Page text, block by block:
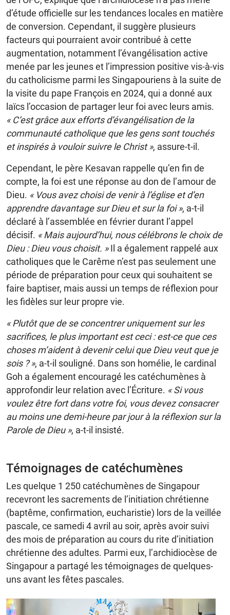
d’étude officielle sur les tendances locales en matière
de conversion. Cependant, il suggère plusieurs
facteurs qui pourraient avoir contribué à cette
augmentation, notamment l’évangélisation active
menée par les jeunes et l’impression positive vis-à-vis
du catholicisme parmi les Singapouriens à la suite de
la visite du pape François en 2024, qui a donné aux
laïcs l’occasion de partager leur foi avec leurs amis.
« C’est grâce aux efforts d’évangélisation de la
communauté catholique que les gens sont touchés
et inspirés à vouloir suivre le Christ », assure-t-il.
Cependant, le père Kesavan rappelle qu’en fin de
compte, la foi est une réponse au don de l’amour de
Dieu. « Vous avez choisi de venir à l’église et d’en
apprendre davantage sur Dieu et sur la foi », a-t-il
déclaré à l’assemblée en février durant l’appel
décisif. « Mais aujourd’hui, nous célébrons le choix de
Dieu : Dieu vous choisit. »Il a également rappelé aux
catholiques que le Carême n’est pas seulement une
période de préparation pour ceux qui souhaitent se
faire baptiser, mais aussi un temps de réflexion pour
les fidèles sur leur propre vie.
« Plutôt que de se concentrer uniquement sur les
sacrifices, le plus important est ceci : est-ce que ces
choses m’aident à devenir celui que Dieu veut que je
sois ? », a-t-il souligné. Dans son homélie, le cardinal
Goh a également encouragé les catéchumènes à
approfondir leur relation avec l’Écriture. « Si vous
voulez être fort dans votre foi, vous devez consacrer
au moins une demi-heure par jour à la réflexion sur la
Parole de Dieu », a-t-il insisté.
Témoignages de catéchumènes
Les quelque 1 250 catéchumènes de Singapour
recevront les sacrements de l’initiation chrétienne
(baptême, confirmation, eucharistie) lors de la veillée
pascale, ce samedi 4 avril au soir, après avoir suivi
des mois de préparation au cours du rite d’initiation
chrétienne des adultes. Parmi eux, l’archidiocèse de
Singapour a partagé les témoignages de quelques-
uns avant les fêtes pascales.